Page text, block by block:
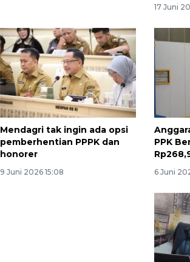
17 Juni
Mendagri tak ingin ada opsi
pemberhentian PPPK dan
honorer
9 Juni 2026 15:08
PPK
6 Juni